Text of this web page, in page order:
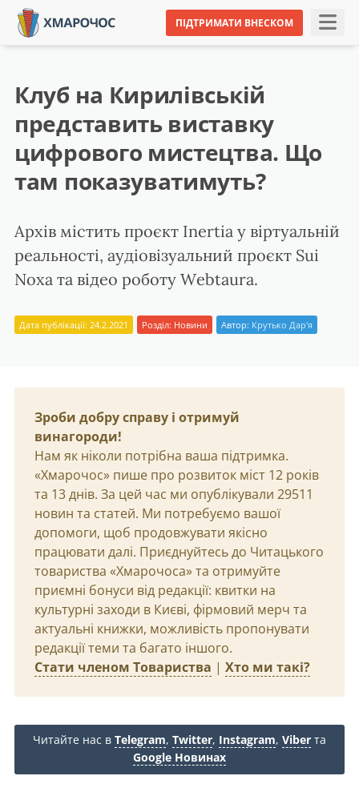
ПІДТРИМАТИ ВНЕСКОМ
Клуб на Кирилівській
представить виставку
цифрового мистецтва. Що
там показуватимуть?
Архів містить проєкт Inertia у віртуальній
реальності, аудіовізуальний проєкт Sui
Noxa та відео роботу Webtaura.
Дата публікації: 24.2.2021 Розділ: Новини Автор: Крутько Дар'я
Зроби добру справу і отримуй
винагороди!
Нам як ніколи потрібна ваша підтримка.
«Хмарочос» пише про розвиток міст 12 років
та 13 днів. За цей час ми опублікували 29511
новин та статей. Ми потребуємо вашої
допомоги, щоб продовжувати якісно
працювати далі. Приєднуйтесь до Читацького
товариства «Хмарочоса» та отримуйте
приємні бонуси від редакції: квитки на
культурні заходи в Києві, фірмовий мерч та
актуальні книжки, можливість пропонувати
редакції теми та багато іншого.
Стати членом Товариства | Хто ми такі?
Читайте нас в Telegram, Twitter, Instagram, Viber та
Google Новинах